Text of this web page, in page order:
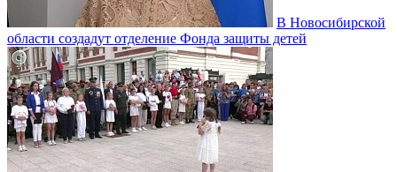
В Новосибирской
области создадут отделение Фонда защиты детей